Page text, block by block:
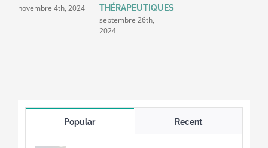
novembre 4th, 2024
THÉRAPEUTIQUES
septembre 26th,
2024
Popular Recent